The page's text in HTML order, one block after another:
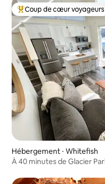
Coups de cœur voyageurs
Coup de cœur voyageurs
Hébergement ⋅ Whitefish
À 40 minutes de Glacier